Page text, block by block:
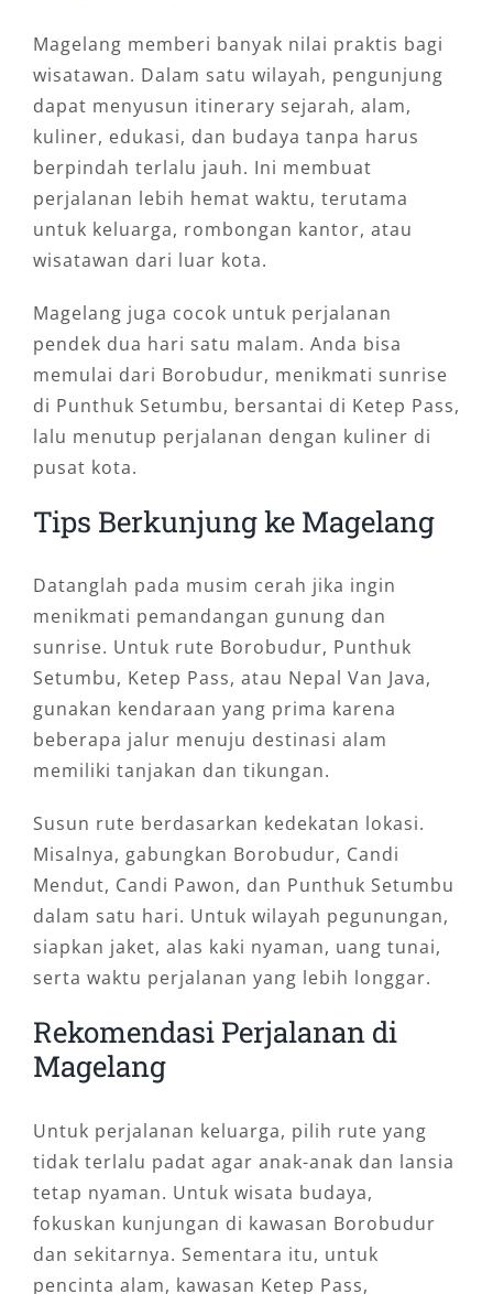
Magelang memberi banyak nilai praktis bagi
wisatawan. Dalam satu wilayah, pengunjung
dapat menyusun itinerary sejarah, alam,
kuliner, edukasi, dan budaya tanpa harus
berpindah terlalu jauh. Ini membuat
perjalanan lebih hemat waktu, terutama
untuk keluarga, rombongan kantor, atau
wisatawan dari luar kota.
Magelang juga cocok untuk perjalanan
pendek dua hari satu malam. Anda bisa
memulai dari Borobudur, menikmati sunrise
di Punthuk Setumbu, bersantai di Ketep Pass,
lalu menutup perjalanan dengan kuliner di
pusat kota.
Tips Berkunjung ke Magelang
Datanglah pada musim cerah jika ingin
menikmati pemandangan gunung dan
sunrise. Untuk rute Borobudur, Punthuk
Setumbu, Ketep Pass, atau Nepal Van Java,
gunakan kendaraan yang prima karena
beberapa jalur menuju destinasi alam
memiliki tanjakan dan tikungan.
Susun rute berdasarkan kedekatan lokasi.
Misalnya, gabungkan Borobudur, Candi
Mendut, Candi Pawon, dan Punthuk Setumbu
dalam satu hari. Untuk wilayah pegunungan,
siapkan jaket, alas kaki nyaman, uang tunai,
serta waktu perjalanan yang lebih longgar.
Rekomendasi Perjalanan di
Magelang
Untuk perjalanan keluarga, pilih rute yang
tidak terlalu padat agar anak-anak dan lansia
tetap nyaman. Untuk wisata budaya,
fokuskan kunjungan di kawasan Borobudur
dan sekitarnya. Sementara itu, untuk
pencinta alam, kawasan Ketep Pass,